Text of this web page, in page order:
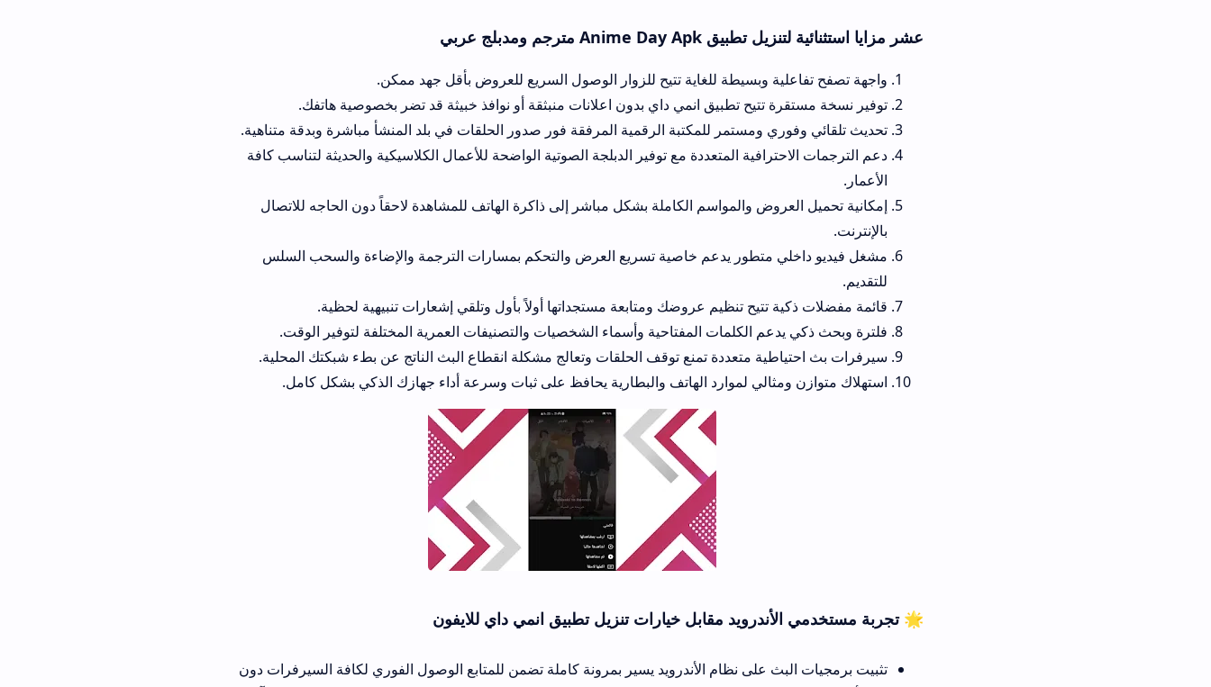
عشر مزايا استثنائية لتنزيل تطبيق Anime Day Apk مترجم ومدبلج عربي
واجهة تصفح تفاعلية وبسيطة للغاية تتيح للزوار الوصول السريع للعروض بأقل جهد ممكن.
توفير نسخة مستقرة تتيح تطبيق انمي داي بدون اعلانات منبثقة أو نوافذ خبيثة قد تضر بخصوصية هاتفك.
تحديث تلقائي وفوري ومستمر للمكتبة الرقمية المرفقة فور صدور الحلقات في بلد المنشأ مباشرة وبدقة متناهية.
دعم الترجمات الاحترافية المتعددة مع توفير الدبلجة الصوتية الواضحة للأعمال الكلاسيكية والحديثة لتناسب كافة
إمكانية تحميل العروض والمواسم الكاملة بشكل مباشر إلى ذاكرة الهاتف للمشاهدة لاحقاً دون الحاجه للاتصال
مشغل فيديو داخلي متطور يدعم خاصية تسريع العرض والتحكم بمسارات الترجمة والإضاءة والسحب السلس
قائمة مفضلات ذكية تتيح تنظيم عروضك ومتابعة مستجداتها أولاً بأول وتلقي إشعارات تنبيهية لحظية.
فلترة وبحث ذكي يدعم الكلمات المفتاحية وأسماء الشخصيات والتصنيفات العمرية المختلفة لتوفير الوقت.
سيرفرات بث احتياطية متعددة تمنع توقف الحلقات وتعالج مشكلة انقطاع البث الناتج عن بطء شبكتك المحلية.
استهلاك متوازن ومثالي لموارد الهاتف والبطارية يحافظ على ثبات وسرعة أداء جهازك الذكي بشكل كامل.
🌟 تجربة مستخدمي الأندرويد مقابل خيارات تنزيل تطبيق انمي داي للايفون
تثبيت برمجيات البث على نظام الأندرويد يسير بمرونة كاملة تضمن للمتابع الوصول الفوري لكافة السيرفرات دون